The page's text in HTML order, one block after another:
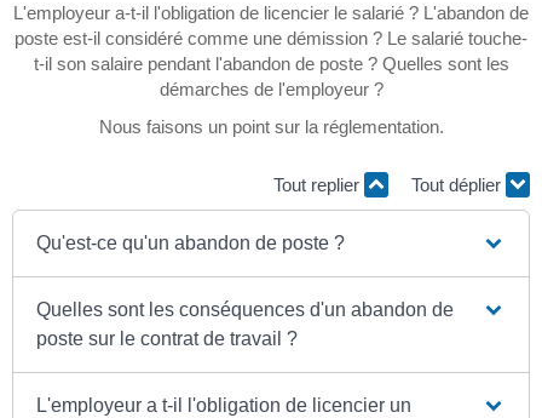
L'employeur a-t-il l'obligation de licencier le salarié ? L'abandon de
poste est-il considéré comme une démission ? Le salarié touche-
t-il son salaire pendant l'abandon de poste ? Quelles sont les
démarches de l'employeur ?
Nous faisons un point sur la réglementation.
Tout replier Tout déplier
Qu'est-ce qu'un abandon de poste ?
Quelles sont les conséquences d'un abandon de
poste sur le contrat de travail ?
L'employeur a t-il l'obligation de licencier un